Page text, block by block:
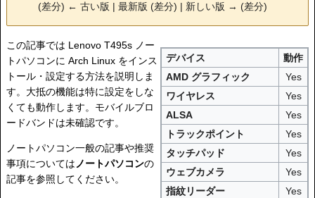
(差分) ← 古い版 | 最新版 (差分) | 新しい版 → (差分)
デバイス
動作
AMD グラフィック
Yes
ワイヤレス
Yes
ALSA
Yes
トラックポイント
Yes
タッチパッド
Yes
ウェブカメラ
Yes
指紋リーダー
Yes
この記事では Lenovo T495s ノー
トパソコンに Arch Linux をインス
トール・設定する方法を説明しま
す。大抵の機能は特に設定をしな
くても動作します。モバイルブロ
ードバンドは未確認です。
ノートパソコン一般の記事や推奨
事項については ノートパソコンの
記事を参照してください。